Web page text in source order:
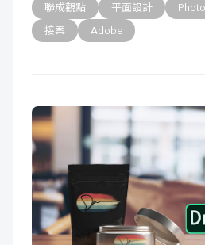
聯成觀點 平面設計
接案
Adobe